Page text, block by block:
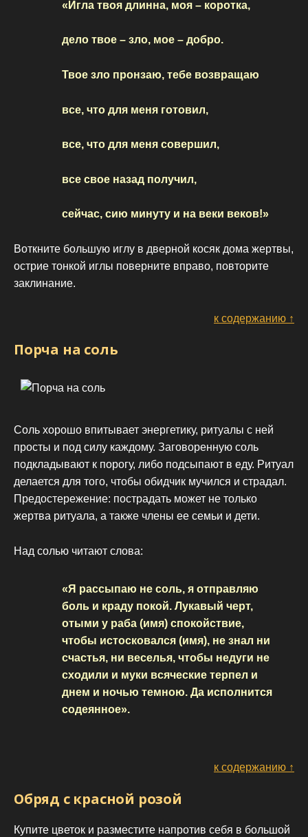
«Игла твоя длинна, моя – коротка,
дело твое – зло, мое – добро.
Твое зло пронзаю, тебе возвращаю
все, что для меня готовил,
все, что для меня совершил,
все свое назад получил,
сейчас, сию минуту и на веки веков!»
Воткните большую иглу в дверной косяк дома жертвы,
острие тонкой иглы поверните вправо, повторите
заклинание.
к содержанию ↑
Порча на соль
Соль хорошо впитывает энергетику, ритуалы с ней
просты и под силу каждому. Заговоренную соль
подкладывают к порогу, либо подсыпают в еду. Ритуал
делается для того, чтобы обидчик мучился и страдал.
Предостережение: пострадать может не только
жертва ритуала, а также члены ее семьи и дети.
Над солью читают слова:
«Я рассыпаю не соль, я отправляю
боль и краду покой. Лукавый черт,
отыми у раба (имя) спокойствие,
чтобы истосковался (имя), не знал ни
счастья, ни веселья, чтобы недуги не
сходили и муки всяческие терпел и
днем и ночью темною. Да исполнится
содеянное».
к содержанию ↑
Обряд с красной розой
Купите цветок и разместите напротив себя в большой